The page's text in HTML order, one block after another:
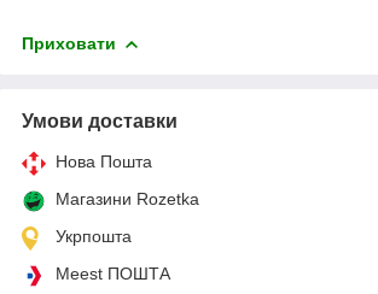
Приховати
Умови доставки
Нова Пошта
Магазини Rozetka
Укрпошта
Meest ПОШТА